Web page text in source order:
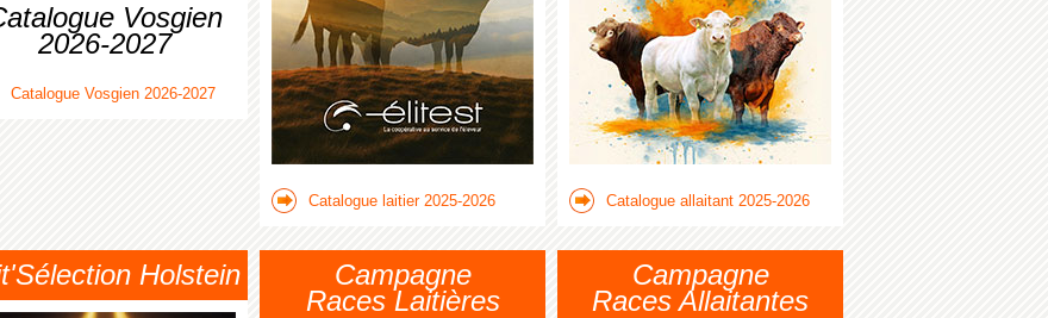
Vosgien
2026-2027
Catalogue Vosgien 2026-2027
Catalogue laitier 2025-2026 Catalogue allaitant 2025-2026
Holstein
Campagne
Races Laitières
Campagne
Races Allaitantes